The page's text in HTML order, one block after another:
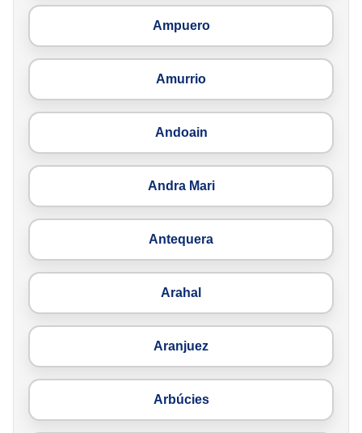
Ampuero
Amurrio
Andoain
Andra Mari
Antequera
Arahal
Aranjuez
Arbúcies